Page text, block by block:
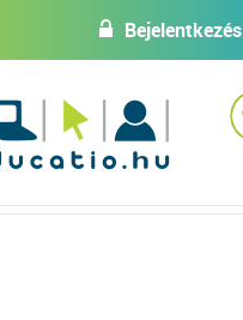
w Bejelentkezés